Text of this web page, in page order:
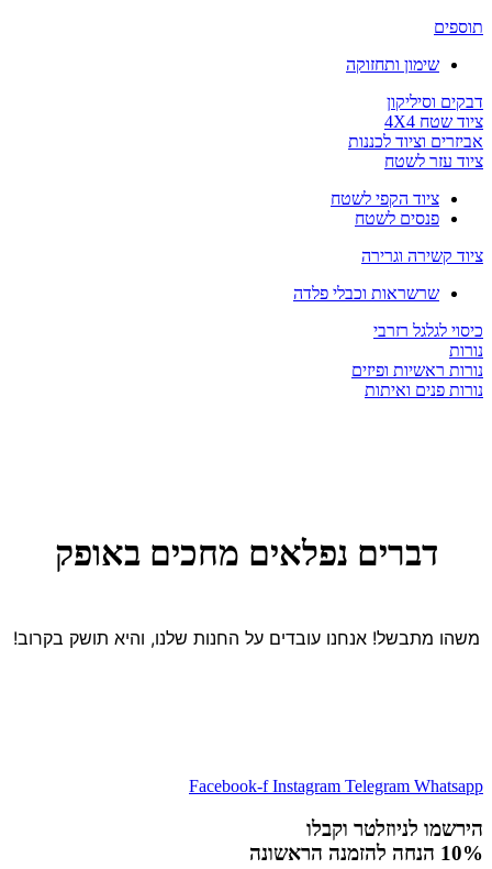
תוספים
שימון ותחזוקה
דבקים וסיליקון
ציוד שטח 4X4
אביזרים וציוד לכננות
ציוד עזר לשטח
ציוד הקפי לשטח
פנסים לשטח
ציוד קשירה וגרירה
שרשראות וכבלי פלדה
כיסוי לגלגל רזרבי
נורות
נורות ראשיות ופיזים
נורות פנים ואיתות
דברים נפלאים מחכים באופק
משהו מתבשל! אנחנו עובדים על החנות שלנו, והיא תושק בקרוב!
Facebook-f Instagram Telegram Whatsapp
הירשמו לניוזלטר וקבלו
10% הנחה
להזמנה הראשונה